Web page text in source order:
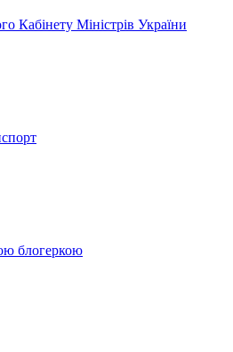
Кабінету Міністрів України
блогеркою